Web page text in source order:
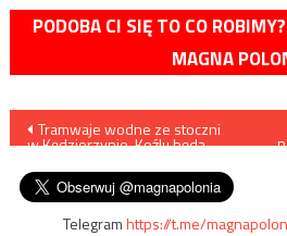
PODOBA CI SIĘ TO CO
MAGNA
Nawigacja
wpisu
Tramwaje wodne ze stoczni
w Kędzierzynie-Koźlu będą
Telegramhttps://t.me/